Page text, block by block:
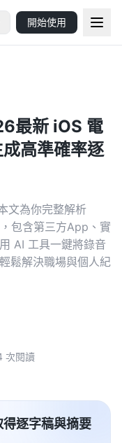
開始使用
最新 iOS 電
高準確率逐
文為你完整解析
包含第三方App、實
AI 工具一鍵將錄音
鬆解決職場與個人紀
次閱讀
逐字稿與摘要